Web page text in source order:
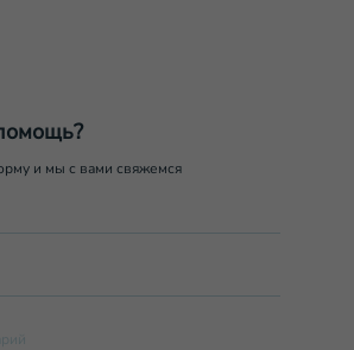
и мы с вами свяжемся